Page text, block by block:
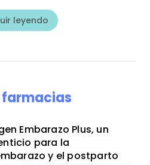
leyendo
Embarazo Plus, un
para la
y el postparto